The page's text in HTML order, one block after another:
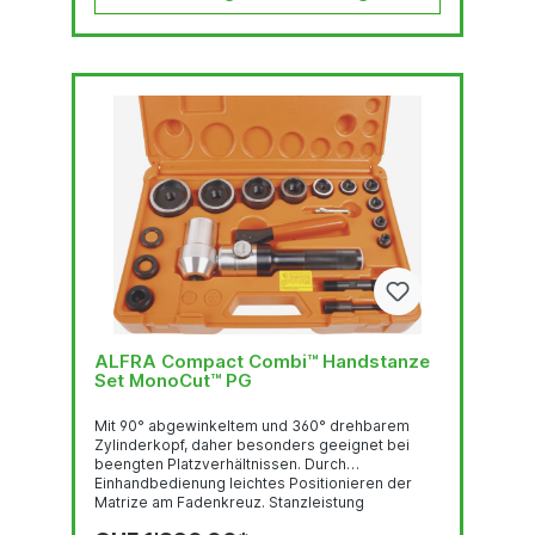
ALFRA Compact Combi™ Handstanze
Set MonoCut™ PG
Mit 90° abgewinkeltem und 360° drehbarem
Zylinderkopf, daher besonders geeignet bei
beengten Platzverhältnissen. Durch
Einhandbedienung leichtes Positionieren der
Matrize am Fadenkreuz. Stanzleistung